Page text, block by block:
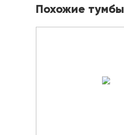
Похожие тумбы